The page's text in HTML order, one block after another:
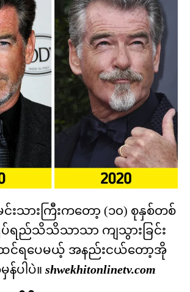
င်းသားကြီးကတော့ (၁၀) စုနှစ်တစ်
ရည်သိသိသာသာ ကျသွားခြင်း
င်ရပေမယ့် အနည်းငယ်တော့အို
ပါပဲ။ shwekhitonlinetv.com